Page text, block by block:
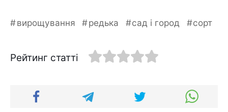
вирощування редька сад і город сорт
Рейтинг статті